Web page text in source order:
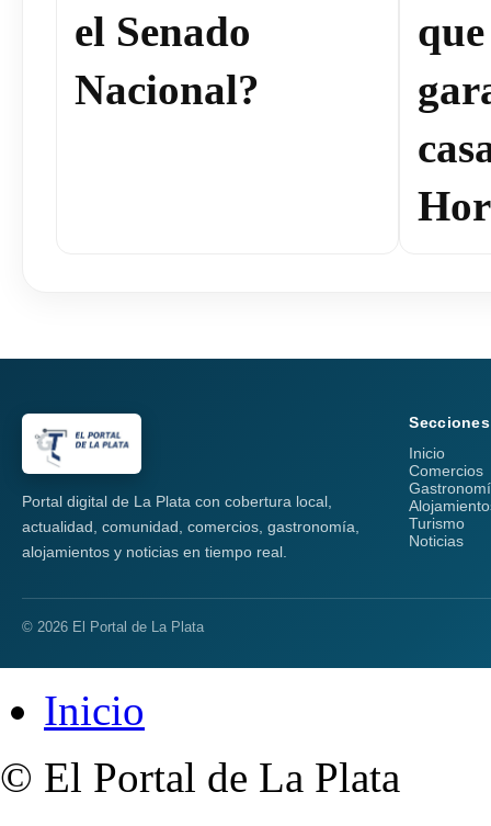
el Senado
Nacional?
Portal digital de La Plata con cobertura local,
actualidad, comunidad, comercios, gastronomía,
alojamientos y noticias en tiempo real.
Secciones
Inicio
Comercios
Turismo
Noticias
© 2026 El Portal de La Plata
Inicio
© El Portal de La Plata